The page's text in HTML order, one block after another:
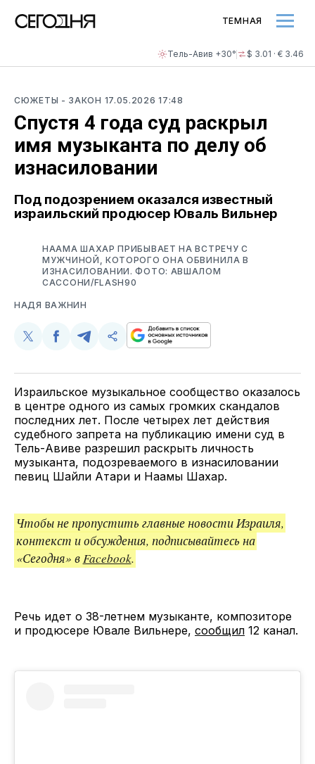
Тель-Авив +30° $ 3.01 · € 3.46
ТЕМНАЯ
СЮЖЕТЫ - ЗАКОН 17.05.2026 17:48
Спустя 4 года суд раскрыл
имя музыканта по делу об
изнасиловании
Под подозрением оказался известный
израильский продюсер Юваль Вильнер
НААМА ШАХАР ПРИБЫВАЕТ НА ВСТРЕЧУ С
МУЖЧИНОЙ, КОТОРОГО ОНА ОБВИНИЛА В
ИЗНАСИЛОВАНИИ. ФОТО: АВШАЛОМ
САССОНИ/FLASH90
НАДЯ ВАЖНИН
Поделиться
Twitter
Поделиться
Facebook
Поделиться
Telegram
Скопируйте
поделитесь
Израильское музыкальное сообщество оказалось
в центре одного из самых громких скандалов
последних лет. После четырех лет действия
судебного запрета на публикацию имени суд в
Тель-Авиве разрешил раскрыть личность
музыканта, подозреваемого в изнасиловании
певиц Шайли Атари и Наамы Шахар.
Чтобы не пропустить главные новости Израиля,
контекст и обсуждения, подписывайтесь на
«Сегодня» вFacebook.
Речь идет о 38-летнем музыканте, композиторе
и продюсере Ювале Вильнере, сообщил 12 канал.